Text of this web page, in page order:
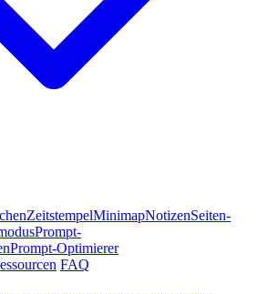
ZeitstempelMinimapNotizenSeiten-
Prompt-
Prompt-Optimierer
FAQ